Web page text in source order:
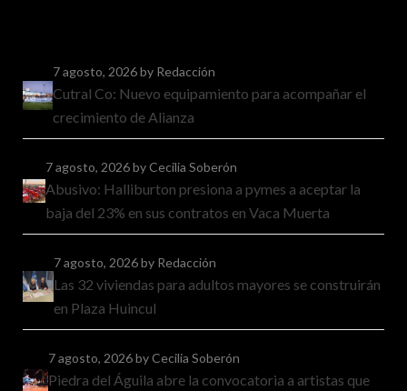
7 agosto, 2026by Redacción
Cutral Co: Nuevo equipamiento para acompañar el
crecimiento de Alianza
7 agosto, 2026by Cecilia Soberón
Abusivo: Halliburton presiona a pymes a aceptar la
baja del 23% en sus contratos en Vaca Muerta
7 agosto, 2026by Redacción
Las 32 viviendas para adultos mayores se construirán
en Plaza Huincul
7 agosto, 2026by Cecilia Soberón
Piedra del Águila abre la convocatoria a artistas que